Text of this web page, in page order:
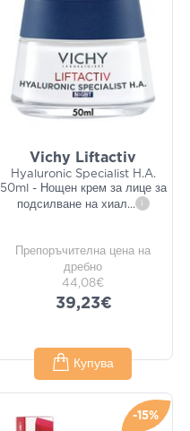
Vichy Liftactiv
Hyaluronic Specialist H.A.
50ml - Нощен крем за лице за
подсилване на хиал... i
Препоръчителна цена на
дребно
44,08€
39,23€
Купува
-15%